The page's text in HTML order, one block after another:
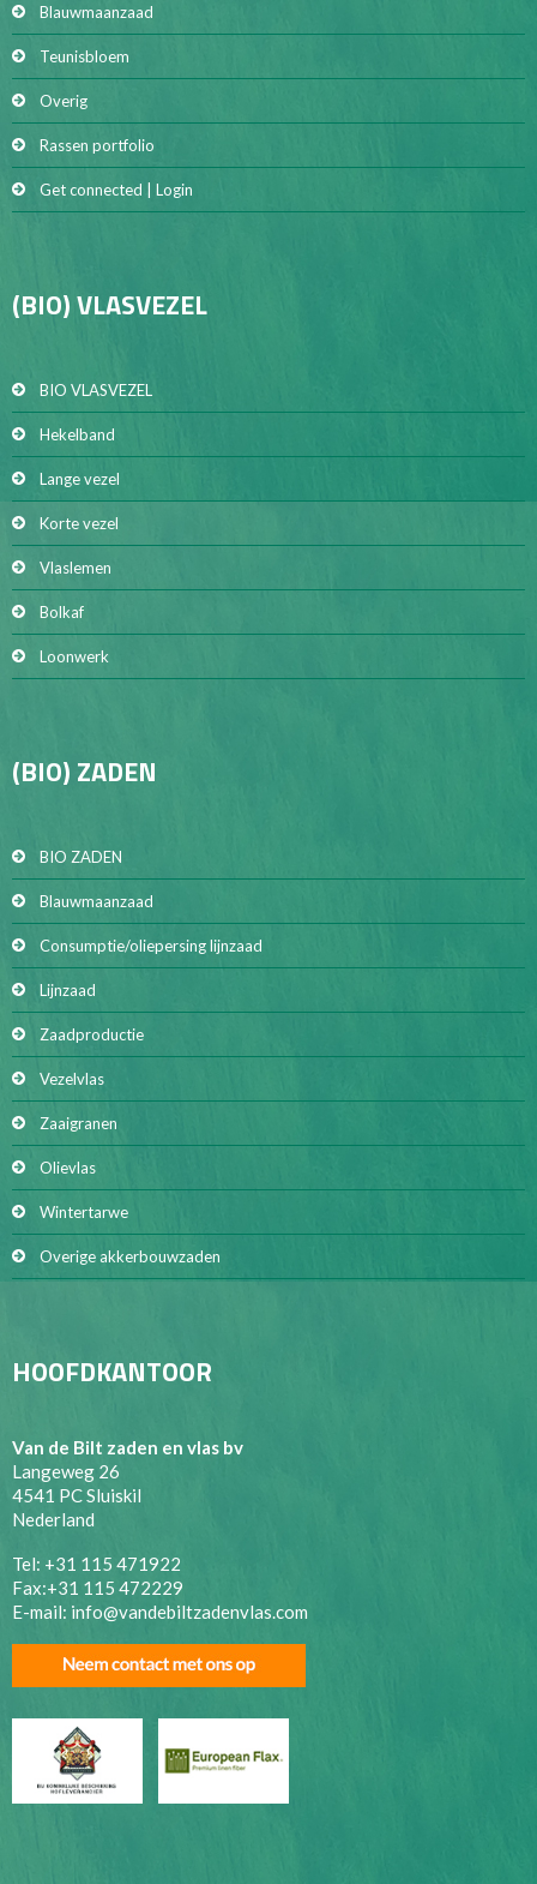
Blauwmaanzaad
Teunisbloem
Overig
Rassen portfolio
Get connected | Login
(BIO) VLASVEZEL
BIO VLASVEZEL
Hekelband
Lange vezel
Korte vezel
Vlaslemen
Bolkaf
Loonwerk
(BIO) ZADEN
BIO ZADEN
Blauwmaanzaad
Consumptie/oliepersing lijnzaad
Lijnzaad
Zaadproductie
Vezelvlas
Zaaigranen
Olievlas
Wintertarwe
Overige akkerbouwzaden
HOOFDKANTOOR
Van de Bilt zaden en vlas bv
Langeweg 26
4541 PC Sluiskil
Nederland
Tel: +31 115 471922
Fax:+31 115 472229
E-mail: info@vandebiltzadenvlas.com